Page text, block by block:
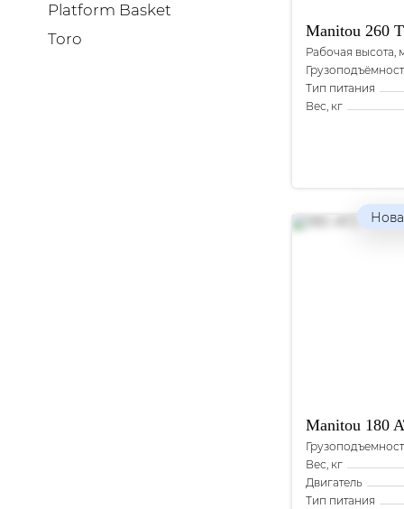
Platform Basket
Toro
Manitou 260
Рабочая высота,
Тип питания
Вес, кг
Manitou 180
Вес, кг
Двигатель
Тип питания